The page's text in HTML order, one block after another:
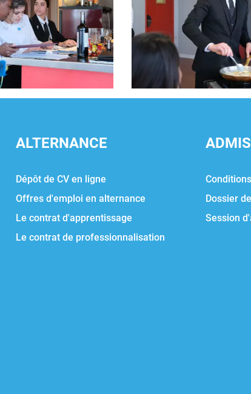
ALTERNANCE
Dépôt de CV en ligne
Offres d'emploi en alternance
Le contrat d'apprentissage
Le contrat de professionnalisation
Dossier
Session